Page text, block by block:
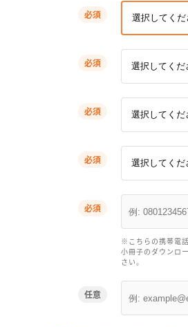
必須
必須
必須
必須
必須
※こちらの携帯電
小冊子のダウンロ
さい。
任意